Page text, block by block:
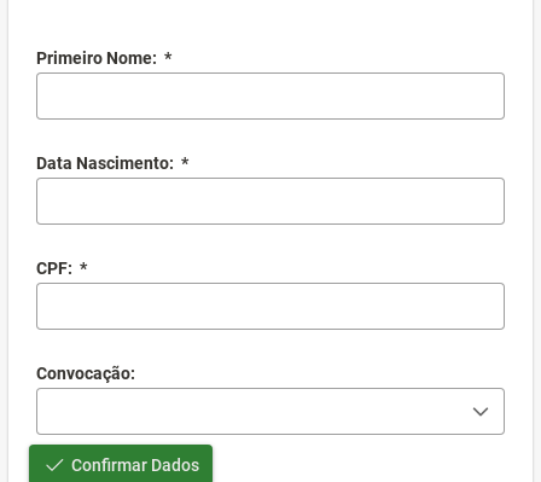
Primeiro Nome: *
Data Nascimento: *
CPF: *
Convocação:
Confirmar Dados